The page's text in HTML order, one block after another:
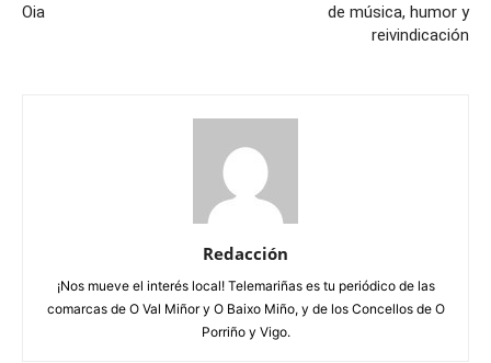
Oia
de música, humor y
reivindicación
Redacción
¡Nos mueve el interés local! Telemariñas es tu periódico de las
comarcas de O Val Miñor y O Baixo Miño, y de los Concellos de O
Porriño y Vigo.